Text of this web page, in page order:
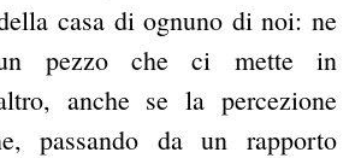
casa di ognuno di noi: ne
un pezzo che ci mette in
anche se la percezione
passando da un rapporto